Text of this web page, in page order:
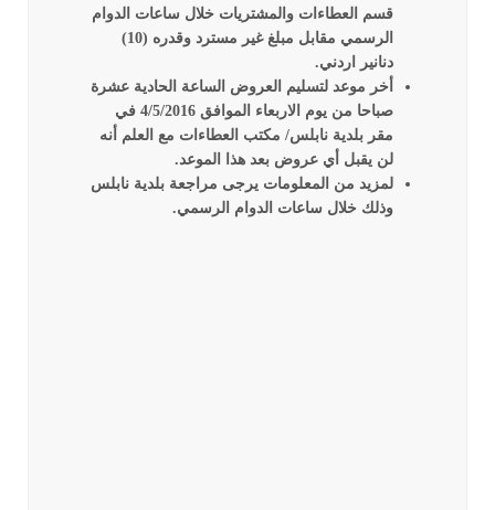
قسم العطاءات والمشتريات خلال ساعات الدوام
الرسمي مقابل مبلغ غير مسترد وقدره (10)
دنانير اردني.
أخر موعد لتسليم العروض الساعة الحادية عشرة
صباحا من يوم الاربعاء الموافق 4/5/2016 في
مقر بلدية نابلس/ مكتب العطاءات مع العلم أنه
لن يقبل أي عروض بعد هذا الموعد.
لمزيد من المعلومات يرجى مراجعة بلدية نابلس
وذلك خلال ساعات الدوام الرسمي.